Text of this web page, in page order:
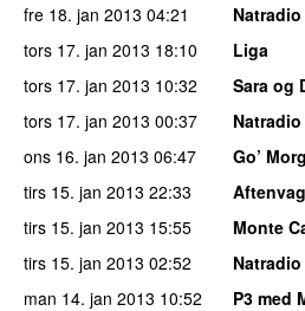
fre 18. jan 2013 04:21
Natradio
tors 17. jan 2013 18:10
Liga
tors 17. jan 2013 10:32
Sara og
tors 17. jan 2013 00:37
Natradio
ons 16. jan 2013 06:47
Go’
tirs 15. jan 2013 22:33
tirs 15. jan 2013 15:55
Monte
tirs 15. jan 2013 02:52
Natradio
man 14. jan 2013 10:52
P3 med